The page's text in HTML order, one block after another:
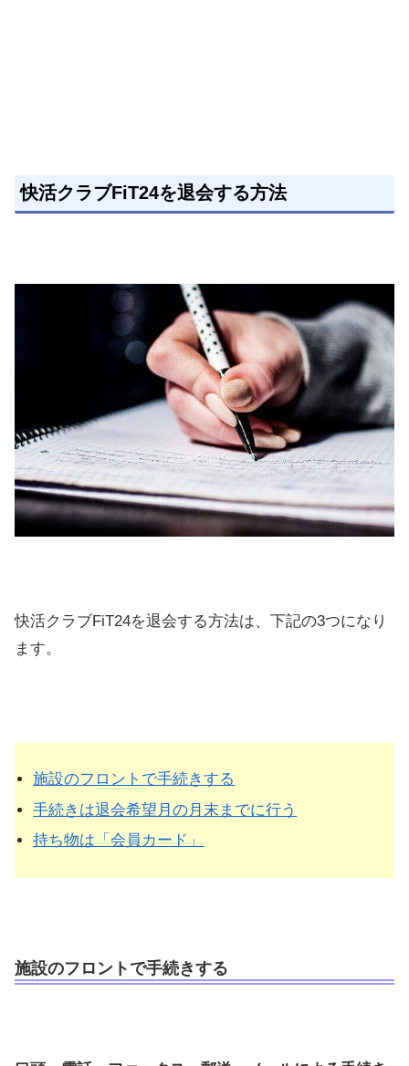
快活クラブFiT24を退会する方法
快活クラブFiT24を退会する方法は、下記の3つになり
ます。
施設のフロントで手続きする
手続きは退会希望月の月末までに行う
持ち物は「会員カード」
施設のフロントで手続きする